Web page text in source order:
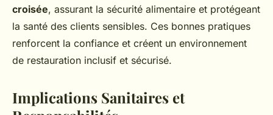
croisée, assurant la sécurité alimentaire et protégeant
la santé des clients sensibles. Ces bonnes pratiques
renforcent la confiance et créent un environnement
de restauration inclusif et sécurisé.
Implications Sanitaires et